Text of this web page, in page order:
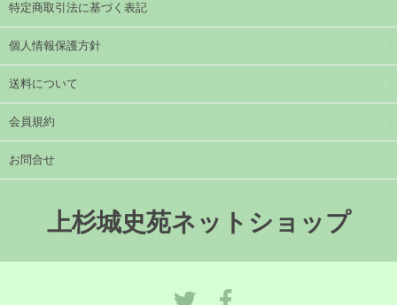
特定商取引法に基づく表記
個人情報保護方針
送料について
会員規約
お問合せ
上杉城史苑ネットショップ